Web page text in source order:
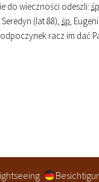
do wieczności odeszli:
(lat 88), śp.
odpoczynek racz im dać